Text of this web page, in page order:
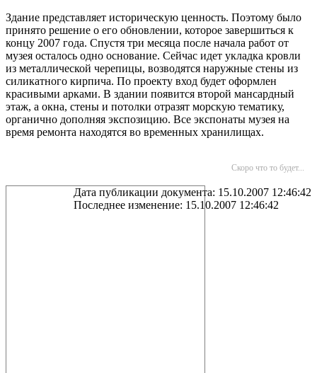
Здание представляет историческую ценность. Поэтому было
принято решение о его обновлении, которое завершиться к
концу 2007 года. Спустя три месяца после начала работ от
музея осталось одно основание. Сейчас идет укладка кровли
из металлической черепицы, возводятся наружные стены из
силикатного кирпича. По проекту вход будет оформлен
красивыми арками. В здании появится второй мансардный
этаж, а окна, стены и потолки отразят морскую тематику,
органично дополняя экспозицию. Все экспонаты музея на
время ремонта находятся во временных хранилищах.
Скоро что то будет...
Дата публикации документа: 15.10.2007 12:46:42
Последнее изменение: 15.10.2007 12:46:42